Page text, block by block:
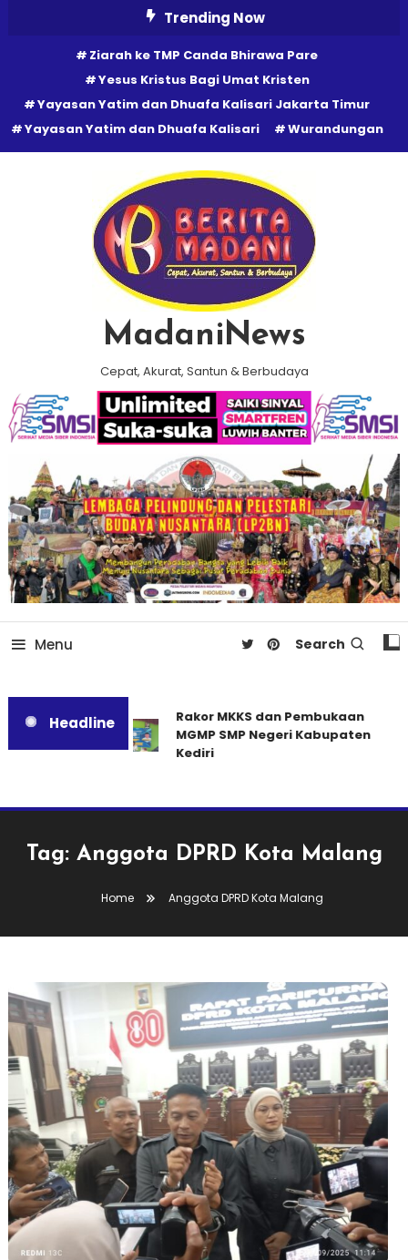
Trending Now
Ziarah ke TMP Canda Bhirawa Pare
Yesus Kristus Bagi Umat Kristen
Yayasan Yatim dan Dhuafa Kalisari Jakarta Timur
Yayasan Yatim dan Dhuafa Kalisari
Wurandungan
MadaniNews
Cepat, Akurat, Santun & Berbudaya
Menu Search
Headline
Rakor MKKS dan Pembukaan
MGMP SMP Negeri Kabupaten
Kediri
Tag: Anggota DPRD Kota Malang
Home Anggota DPRD Kota Malang